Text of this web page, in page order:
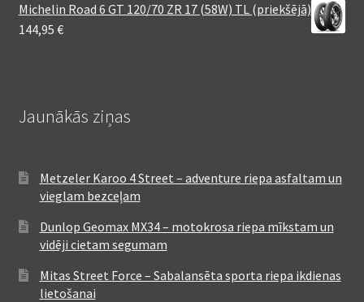
Michelin Road 6 GT 120/70 ZR 17 (58W) TL (priekšējā)
144,95 €
Jaunākās ziņas
Metzeler Karoo 4 Street – adventure riepa asfaltam un
vieglam bezceļam
Dunlop Geomax MX34 – motokrosa riepa mīkstam un
vidēji cietam segumam
Mitas Street Force – Sabalansēta sporta riepa ikdienas
lietošanai